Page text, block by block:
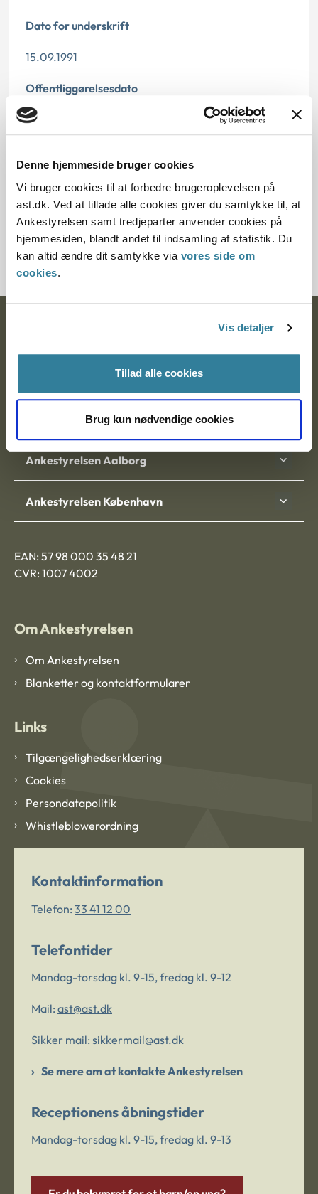
Denne hjemmeside bruger cookies
Vi bruger cookies til at forbedre brugeroplevelsen på
ast.dk. Ved at tillade alle cookies giver du samtykke til, at
Ankestyrelsen samt tredjeparter anvender cookies på
hjemmesiden, blandt andet til indsamling af statistik. Du
kan altid ændre dit samtykke via vores side om
cookies.
Vis detaljer
Tillad alle cookies
Brug kun nødvendige cookies
Dato for underskrift
15.09.1991
Offentliggørelsesdato
12.07.2013
§ 2 § 5 § 33 § 46b
20633-90
Postadresse:
9000 Aalborg
Ankestyrelsen Aalborg
Ankestyrelsen København
EAN: 57 98 000 35 48 21
CVR: 1007 4002
Om Ankestyrelsen
Om Ankestyrelsen
Blanketter og kontaktformularer
Links
Tilgængelighedserklæring
Cookies
Persondatapolitik
Whistleblowerordning
Kontaktinformation
Telefon: 33 41 12 00
Telefontider
Mandag-torsdag kl. 9-15, fredag kl. 9-12
Mail: ast@ast.dk
Sikker mail: sikkermail@ast.dk
Se mere om at kontakte Ankestyrelsen
Receptionens åbningstider
Mandag-torsdag kl. 9-15, fredag kl. 9-13